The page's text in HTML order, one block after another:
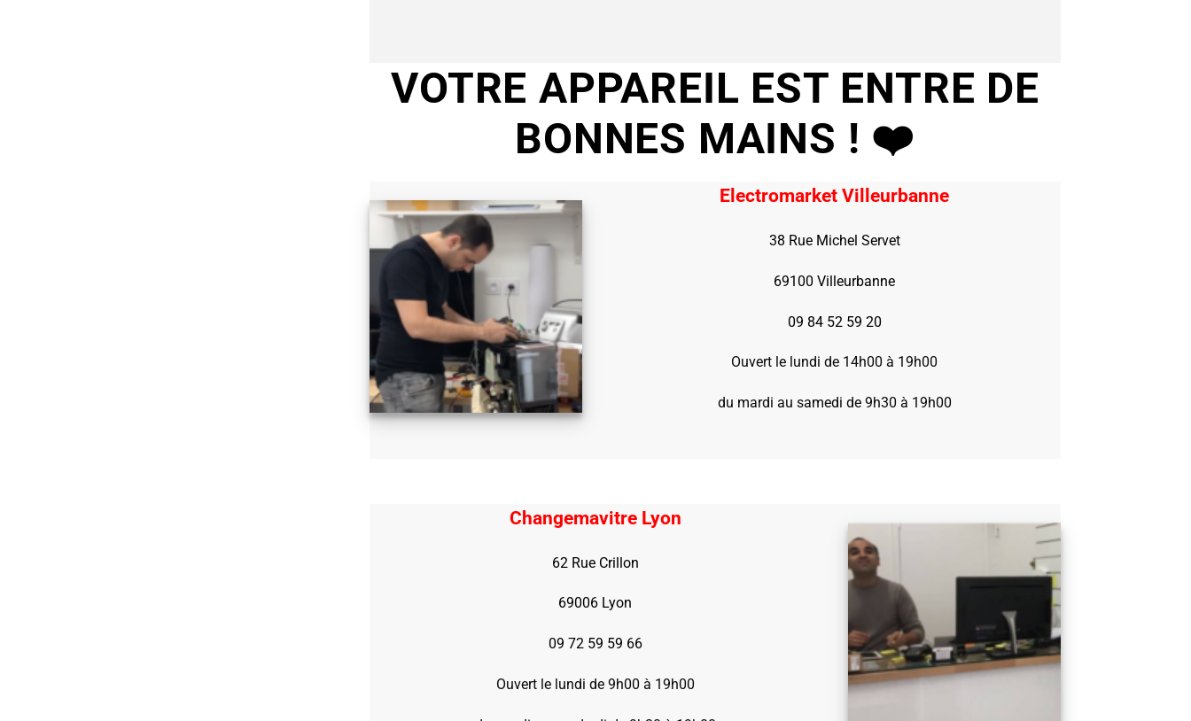
VOTRE APPAREIL EST ENTRE DE
BONNES MAINS ! ❤️
Electromarket Villeurbanne
38 Rue Michel Servet
69100 Villeurbanne
09 84 52 59 20
Ouvert le lundi de 14h00 à 19h00
du mardi au samedi de 9h30 à 19h00
Changemavitre Lyon
62 Rue Crillon
69006 Lyon
09 72 59 59 66
Ouvert le lundi de 9h00 à 19h00